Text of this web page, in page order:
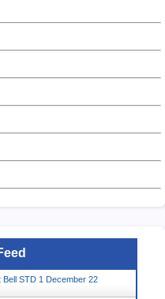
Bell STD 1 December 22